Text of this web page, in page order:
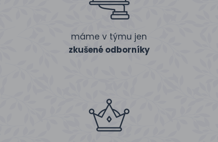
máme v týmu jen
zkušené odborníky